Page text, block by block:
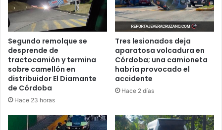
Segundo remolque se
desprende de
tractocamión y termina
sobre camellón en
distribuidor El Diamante
de Córdoba
Hace 23 horas
Tres lesionados deja
aparatosa volcadura en
Córdoba; una camioneta
habría provocado el
accidente
Hace 2 días